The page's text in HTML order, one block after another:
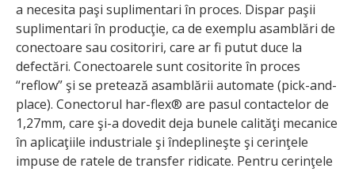
a necesita paşi suplimentari în proces. Dispar paşii
suplimentari în producţie, ca de exemplu asamblări de
conectoare sau cositoriri, care ar fi putut duce la
defectări. Conectoarele sunt cositorite în proces
“reflow” şi se pretează asamblării automate (pick-and-
place). Conectorul har-flex® are pasul contactelor de
1,27mm, care şi-a dovedit deja bunele calităţi mecanice
în aplicaţiile industriale şi îndeplineşte şi cerinţele
impuse de ratele de transfer ridicate. Pentru cerinţele